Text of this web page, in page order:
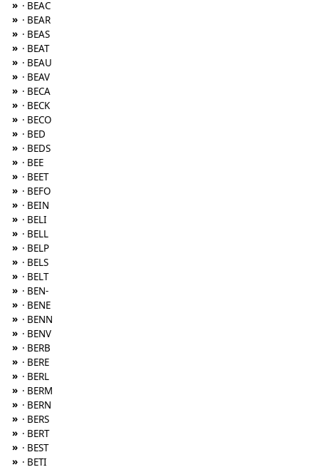
» · BEAC
» · BEAR
» · BEAS
» · BEAT
» · BEAU
» · BEAV
» · BECA
» · BECK
» · BECO
» · BED
» · BEDS
» · BEE
» · BEET
» · BEFO
» · BEIN
» · BELI
» · BELL
» · BELP
» · BELS
» · BELT
» · BEN-
» · BENE
» · BENN
» · BENV
» · BERB
» · BERE
» · BERL
» · BERM
» · BERN
» · BERS
» · BERT
» · BEST
» · BETI